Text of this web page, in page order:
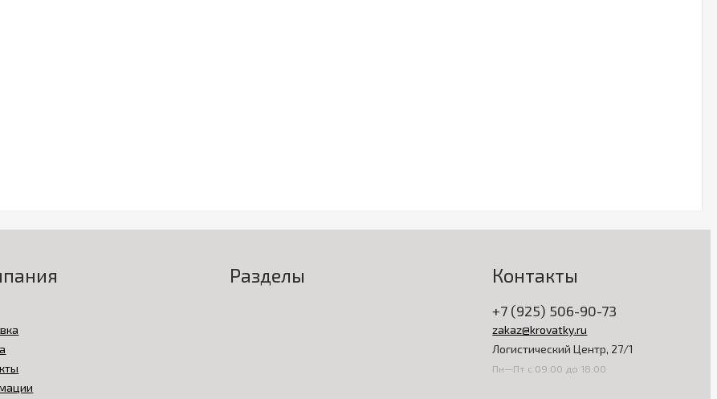
Разделы Контакты
+7 (925) 506-90-73
zakaz@krovatky.ru
Логистический Центр, 27/1
Пн—Пт с 09:00 до 18:00